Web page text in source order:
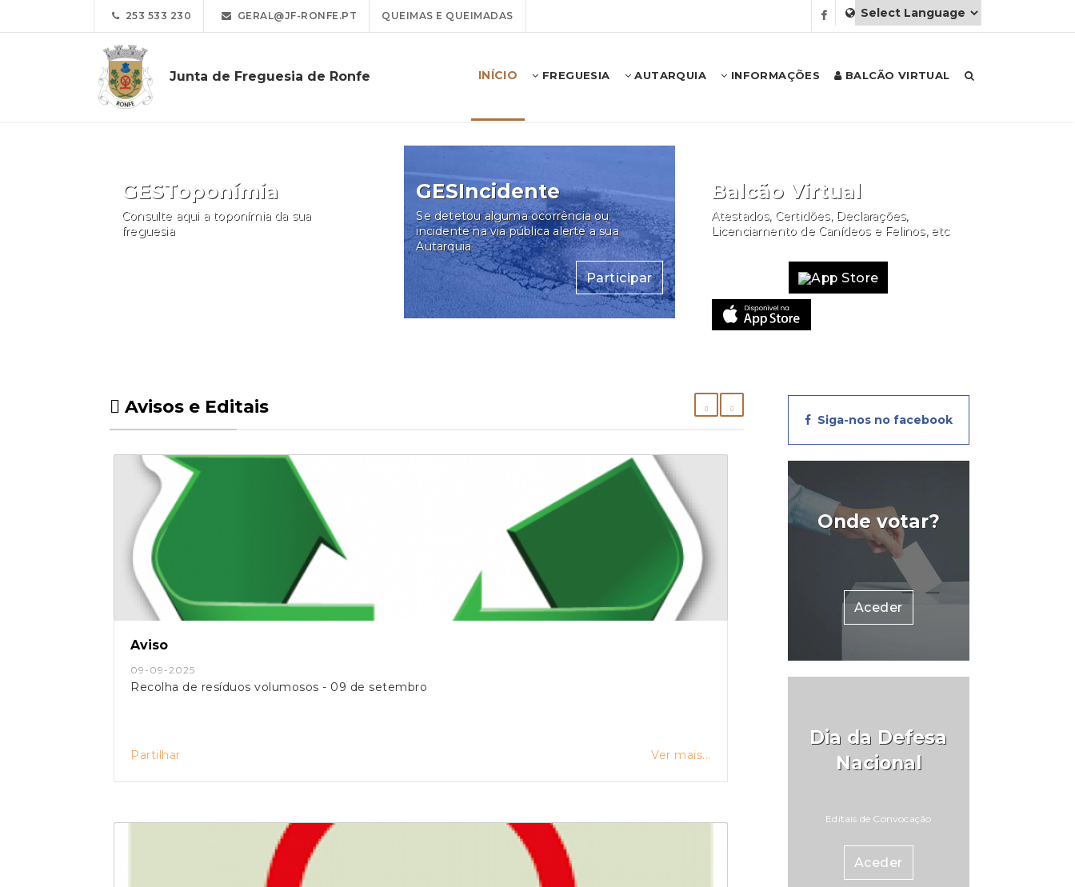
253 533 230 GERAL@JF-RONFE.PT QUEIMAS E QUEIMADAS
Junta de Freguesia de Ronfe INÍCIO FREGUESIA AUTARQUIA INFORMAÇÕES BALCÃO VIRTUAL
GESToponímia
Consulte aqui a toponímia da sua
freguesia
GESIncidente
Se detetou alguma ocorrência ou
incidente na via pública alerte a sua
Autarquia
Participar
Balcão Virtual
Atestados, Certidões, Declarações,
Licenciamento de Canídeos e Felinos, etc
Avisos e Editais
Aviso
09-09-2025
Recolha de resíduos volumosos - 09 de setembro
Partilhar Ver mais...
Siga-nos no facebook
Onde votar?
Aceder
Dia da Defesa
Nacional
Editais de Convocação
Aceder